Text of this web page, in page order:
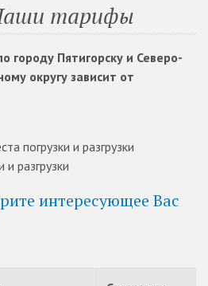
тарифы
городу Пятигорску и Северо-
округу зависит от
погрузки и разгрузки
и разгрузки
интересующее Вас